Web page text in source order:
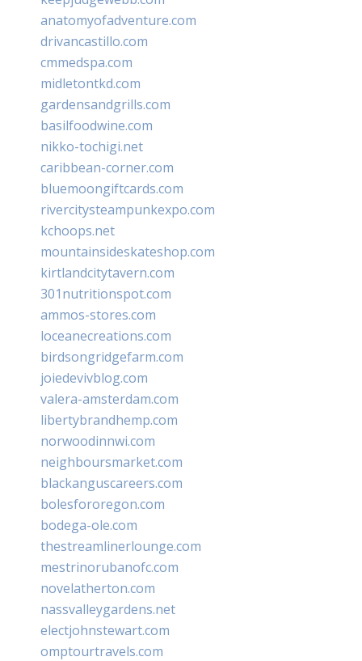
anatomyofadventure.com
drivancastillo.com
cmmedspa.com
midletontkd.com
gardensandgrills.com
basilfoodwine.com
nikko-tochigi.net
caribbean-corner.com
bluemoongiftcards.com
rivercitysteampunkexpo.com
kchoops.net
mountainsideskateshop.com
kirtlandcitytavern.com
301nutritionspot.com
ammos-stores.com
loceanecreations.com
birdsongridgefarm.com
joiedevivblog.com
valera-amsterdam.com
libertybrandhemp.com
norwoodinnwi.com
neighboursmarket.com
blackanguscareers.com
bolesfororegon.com
bodega-ole.com
thestreamlinerlounge.com
mestrinorubanofc.com
novelatherton.com
nassvalleygardens.net
electjohnstewart.com
omptourtravels.com